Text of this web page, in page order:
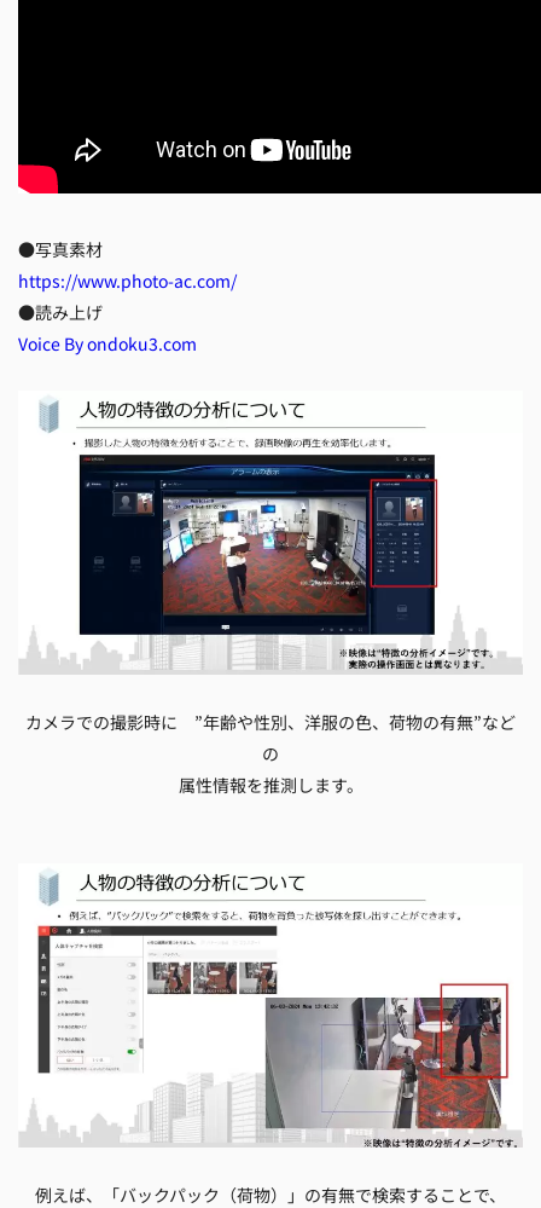
●写真素材
https://www.photo-ac.com/
●読み上げ
Voice By ondoku3.com
カメラでの撮影時に ”年齢や性別、洋服の色、荷物の有無”など
の
属性情報を推測します。
例えば、「バックパック（荷物）」の有無で検索することで、